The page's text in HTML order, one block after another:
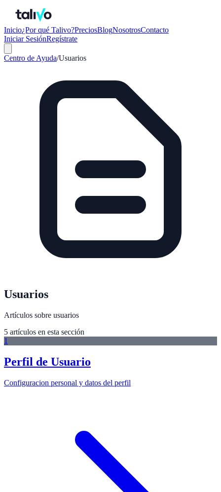
Inicio¿Por qué Talivo?PreciosBlogNosotrosContacto
Iniciar SesiónRegístrate
Centro de Ayuda/Usuarios
Usuarios
Artículos sobre usuarios
5 artículos en esta sección
1
Perfil de Usuario
Configuracion personal y datos del perfil